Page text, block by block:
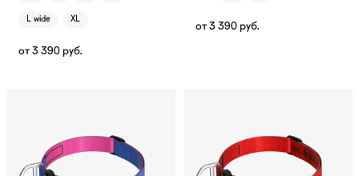
L wide XL
от 3 390 руб.
от 3 390 руб.